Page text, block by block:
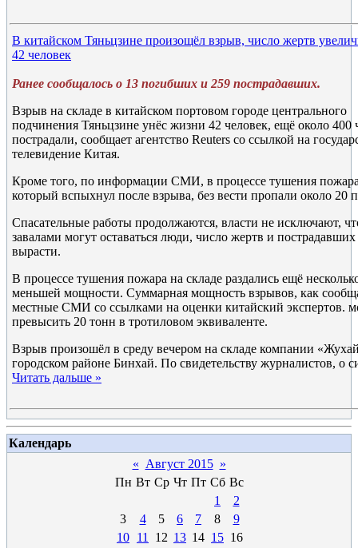
В китайском Тяньцзине произощёл взрыв, число жертв
42 человек
Ранее сообщалось о 13 погибших и 259 пострадавших.
Взрыв на складе в китайском портовом городе центрального
подчинения Тяньцзине унёс жизни 42 человек, ещё около 400
пострадали, сообщает агентство Reuters cо ссылкой на
телевидение Китая.
Кроме того, по информации СМИ, в процессе тушения
который вспыхнул после взрыва, без вести пропали около 20
Спасательные работы продолжаются, власти не исключают,
завалами могут оставаться люди, число жертв и
вырасти.
В процессе тушения пожара на складе раздались ещё
меньшей мощности. Суммарная мощность взрывов, как
местные СМИ со ссылками на оценки китайский экспертов.
превысить 20 тонн в тротиловом эквиваленте.
Взрыв произошёл в среду вечером на складе компании
городском районе Бинхай. По свидетельству журналистов, о
Читать дальше »
Календарь
« Август 2015 »
Пн Вт Ср Чт Пт Сб Вс
1
2
3
4 5 6 7 8
9
10 11 12 13 14 15 16